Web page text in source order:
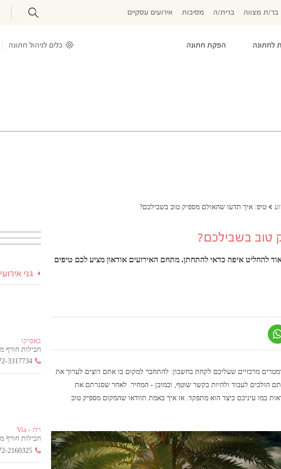
בר/ת מצווה ברית/ה מסיבות אירועים עסקיים
לחתונה הפקת חתונה כלים לניהול חתונה
טיפ: איך תדעו שהאולם מספיק טוב בשבילכם?
טוב בשבילכם?
להחליט איפה כדאי להתחתן. מתחם האירועים אודאון מציע לכם טיפים
מרכזיים שעליכם לקחת בחשבון: להתחבר למקום בו אתם רוצים לערוך את
הולכים לעבוד ולהיות בקשר שוטף, וכמובן - המחיר. לאחר שסגרתם את
במו עיניכם כיצד הוא מתפקד. אז איך באמת תוודאו שהמקום מספיק טוב
גני
באסיקו
חבילות חורף
3317734
ויה - Via
חבילות חורף
2160325